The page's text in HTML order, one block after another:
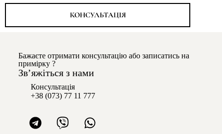
КОНСУЛЬТАЦІЯ
Бажаєте отримати консультацію або записатись на
примірку ?
Звʼяжіться з нами
Консультація
+38 (073) 77 11 777